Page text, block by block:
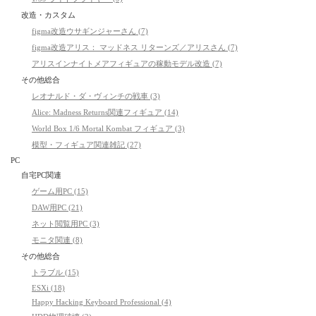
改造・カスタム
figma改造ウサギンジャーさん (7)
figma改造アリス： マッドネス リターンズ／アリスさん (7)
アリスインナイトメアフィギュアの稼動モデル改造 (7)
その他総合
レオナルド・ダ・ヴィンチの戦車 (3)
Alice: Madness Returns関連フィギュア (14)
World Box 1/6 Mortal Kombat フィギュア (3)
模型・フィギュア関連雑記 (27)
PC
自宅PC関連
ゲーム用PC (15)
DAW用PC (21)
ネット閲覧用PC (3)
モニタ関連 (8)
その他総合
トラブル (15)
ESXi (18)
Happy Hacking Keyboard Professional (4)